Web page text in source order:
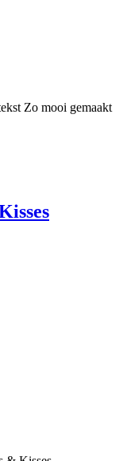
Zo mooi gemaakt